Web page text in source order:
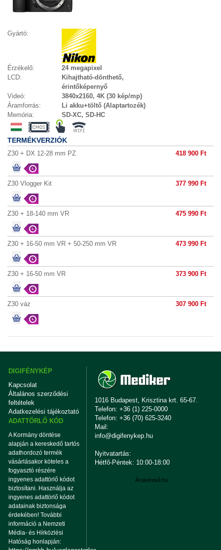
Gyártó:
Érzékelő:
24 megapixel
LCD:
Kihajtható-dönthető,
érintőképernyő
Videó:
3840x2160, 4K (30 kép/mp)
Áramforrás:
Li akku+töltő (Alaptartozék)
Memória:
SD-XC, SD-HC
TERMÉKVERZIÓK
Z30 + DX 12-28 mm PZ 418 900 Ft
Z30 Vlogger Kit 377 990 Ft
Z30 + 18-140 mm VR 475 990 Ft
Z30 + 16-50 mm VR + 50-250 mm VR 473 990 Ft
Z30 + 16-50 mm VR 373 900 Ft
Z30 váz 307 900 Ft
DIGIFÉNYKÉP
Kapcsolat
Általános szerződési
feltételek
Adatkezelési tájékoztató
ADATTÖRLŐ KÓD
A Kormány döntése
alapján a kereskedő tartós
adathordozó termék
vásárlásakor köteles a
fogyasztó részére
ingyenes adattörlő kódot
biztosítani. Használja az
ingyenes adattörlő kódot
adatainak biztonsága
érdekében! További
információ a Nemzeti
Média- és Hírközlési
Hatóság honlapján:
1016 Budapest, Krisztina krt. 65-67.
Telefon: +36 (1) 225-0000
Telefon: +36 (70) 625-3240
Mail:
info@digifenykep.hu
Nyitvatartás:
Hétfő-Péntek: 10:00-18:00
Árukereső.hu